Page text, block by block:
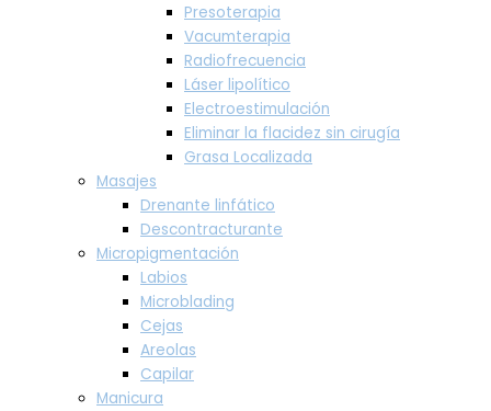
Presoterapia
Vacumterapia
Radiofrecuencia
Láser lipolítico
Electroestimulación
Eliminar la flacidez sin cirugía
Grasa Localizada
Masajes
Drenante linfático
Descontracturante
Micropigmentación
Labios
Microblading
Cejas
Areolas
Capilar
Manicura